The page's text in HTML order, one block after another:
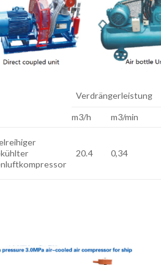
Verdrängerleistung
m3/h m3/min
20.4 0,34